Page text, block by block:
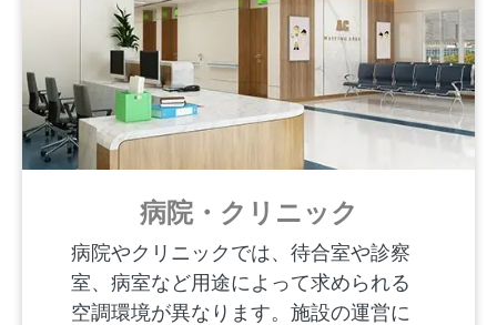
病院・クリニック
病院やクリニックでは、待合室や診察
室、病室など用途によって求められる
空調環境が異なります。施設の運営に